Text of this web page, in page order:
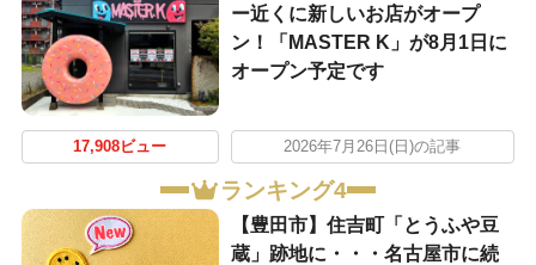
ー近くに新しいお店がオープ
ン！「MASTER K」が8月1日に
オープン予定です
17,908ビュー 2026年7月26日(日)の記事
ランキング4
【豊田市】住吉町「とうふや豆
蔵」跡地に・・・名古屋市に続